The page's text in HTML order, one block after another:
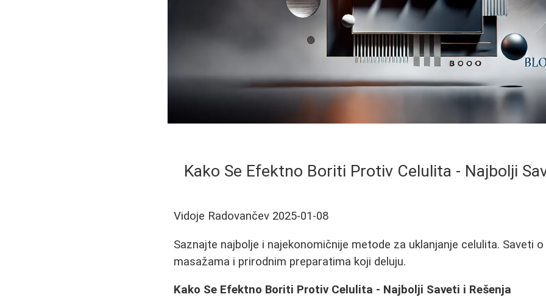
Kako Se Efektno Boriti Protiv Celulita - Najbolji
Vidoje Radovančev 2025-01-08
Saznajte najbolje i najekonomičnije metode za uklanjanje celulita. Saveti
masažama i prirodnim preparatima koji deluju.
Kako Se Efektno Boriti Protiv Celulita - Najbolji Saveti i Rešenja